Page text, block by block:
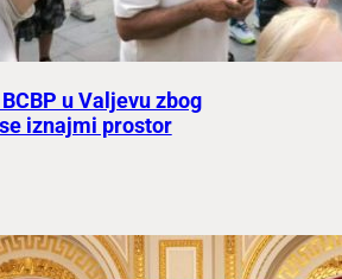
u Valjevu zbog
iznajmi prostor